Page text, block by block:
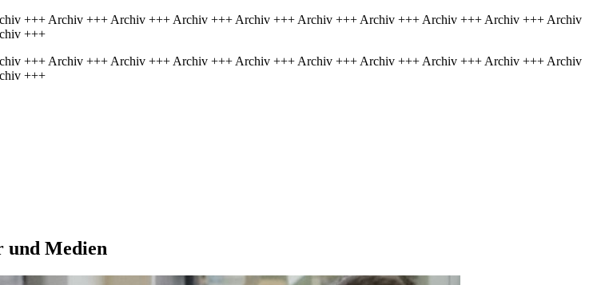
+++ Archiv +++ Archiv +++ Archiv +++ Archiv +++ Archiv +++ Archiv +++ Archiv +++ Archiv +++ Archiv
+++
+++ Archiv +++ Archiv +++ Archiv +++ Archiv +++ Archiv +++ Archiv +++ Archiv +++ Archiv +++ Archiv
+++
und Medien